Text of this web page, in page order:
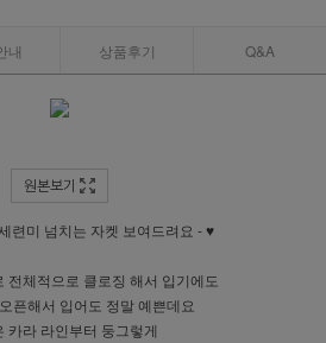
내 상품후기 Q&A
원본보기
련미 넘치는 자켓 보여드려요 - ♥
전체적으로 클로징 해서 입기에도
픈해서 입어도 정말 예쁜데요
카라 라인부터 둥그렇게